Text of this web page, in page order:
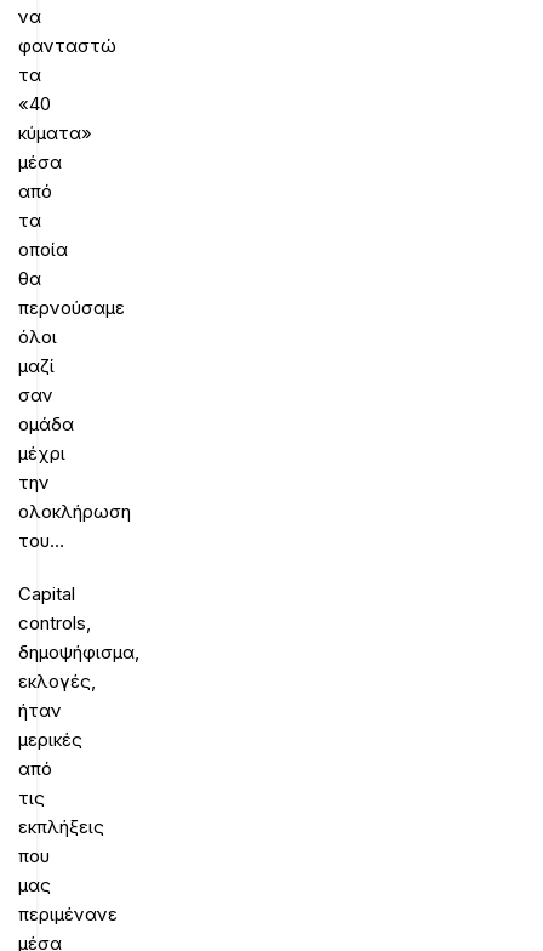
να
φανταστώ
τα
«40
κύματα»
μέσα
από
τα
οποία
θα
περνούσαμε
όλοι
μαζί
σαν
ομάδα
μέχρι
την
ολοκλήρωση
του…
Capital
controls,
δημοψήφισμα,
εκλογές,
ήταν
μερικές
από
τις
εκπλήξεις
που
μας
περιμένανε
μέσα